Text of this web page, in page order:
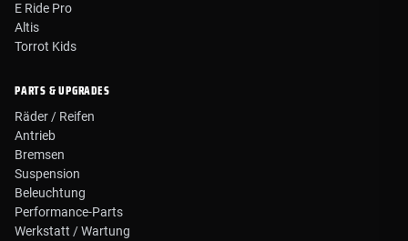
E Ride Pro
Altis
Torrot Kids
PARTS & UPGRADES
Räder / Reifen
Antrieb
Bremsen
Suspension
Beleuchtung
Performance-Parts
Werkstatt / Wartung